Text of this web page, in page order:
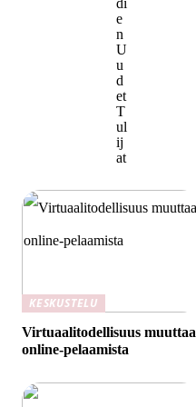
e
n
U
u
d
et
T
ul
ij
at
KESKUSTELU
Virtuaalitodellisuus muuttaa
online-pelaamista